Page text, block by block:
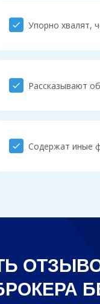
check Упорно хвалят,
check Рассказывают
check Содержат иные